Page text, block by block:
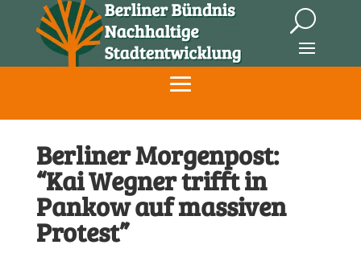
Berliner Morgenpost:
“Kai Wegner trifft in
Pankow auf massiven
Protest”